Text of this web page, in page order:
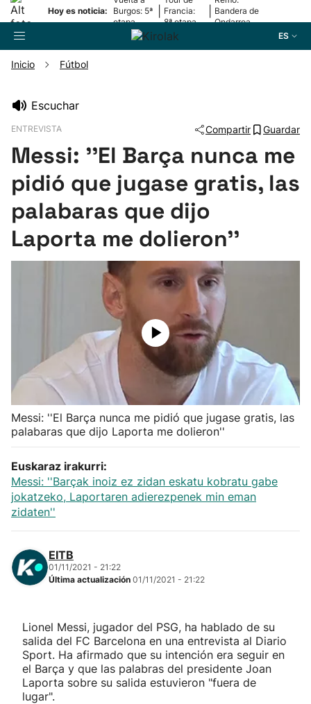
Hoy es noticia:
Burgos: 5ª
etapa
Francia:
8ª etapa
Bandera de
Ondarroa
ES
Pelota
Remo
Baloncesto
Balonmano
Kirolak 360
Atletismo
Carreras de montaña
"Helmuga"
Inicio Fútbol
Escuchar
ENTREVISTA Compartir Guardar
Messi: ''El Barça nunca me
pidió que jugase gratis, las
palabaras que dijo
Laporta me dolieron''
Messi: ''El Barça nunca me pidió que jugase gratis, las
palabaras que dijo Laporta me dolieron''
Euskaraz irakurri:
Messi: ''Barçak inoiz ez zidan eskatu kobratu gabe
jokatzeko, Laportaren adierezpenek min eman
zidaten''
EITB
01/11/2021 - 21:22
Última actualización 01/11/2021 - 21:22
Lionel Messi, jugador del PSG, ha hablado de su
salida del FC Barcelona en una entrevista al Diario
Sport. Ha afirmado que su intención era seguir en
el Barça y que las palabras del presidente Joan
Laporta sobre su salida estuvieron "fuera de
lugar".